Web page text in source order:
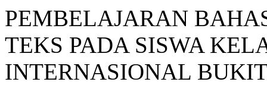
PEMBELAJARAN
TEKS PADA SISWA
INTERNASIONAL